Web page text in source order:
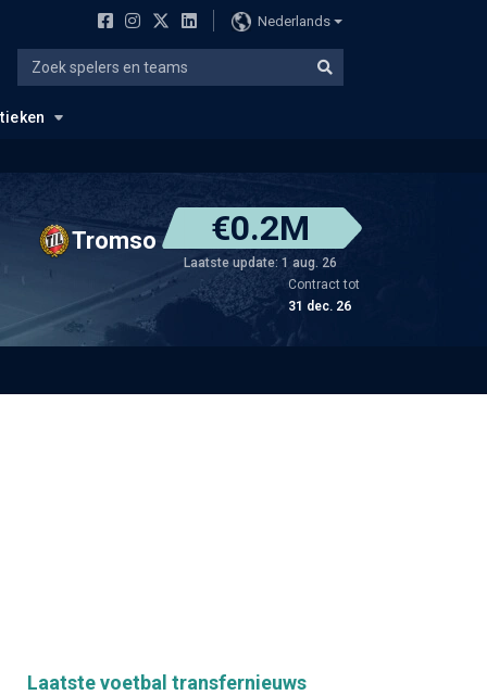
Nederlands
Tromso €0.2M
Laatste update: 1 aug. 26
Contract tot
31 dec. 26
Laatste voetbal transfernieuws